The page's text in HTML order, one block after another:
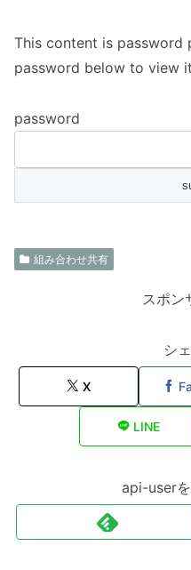
This content is password
password below to view
password
組み合わせ共有
スポン
シ
X
LINE
api-user